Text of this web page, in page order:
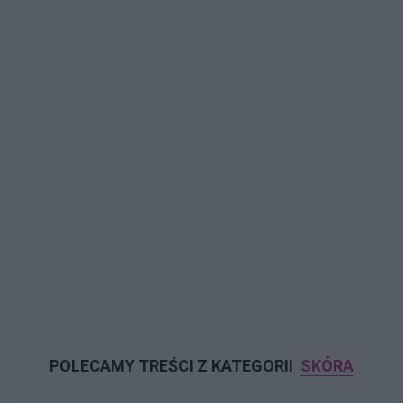
POLECAMY TREŚCI Z KATEGORII SKÓRA